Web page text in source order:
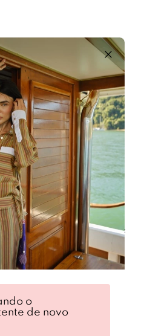
Cintura: 86cm - Comprimento:
90cm - Comprimento:
94cm - Comprimento:
98cm - Comprimento:
- Cintura: 102cm - Comprimento:
o
de novo